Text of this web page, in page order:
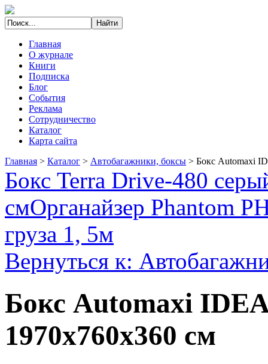
Главная
О журнале
Книги
Подписка
Блог
События
Реклама
Сотрудничество
Каталог
Карта сайта
Главная > Каталог > Автобагажники, боксы > Бокс Automaxi
Бокс Terra Drive-480
смОрганайзер Phantom
груза 1, 5м
Вернуться к:
Бокс Automaxi
1970x760x360 см